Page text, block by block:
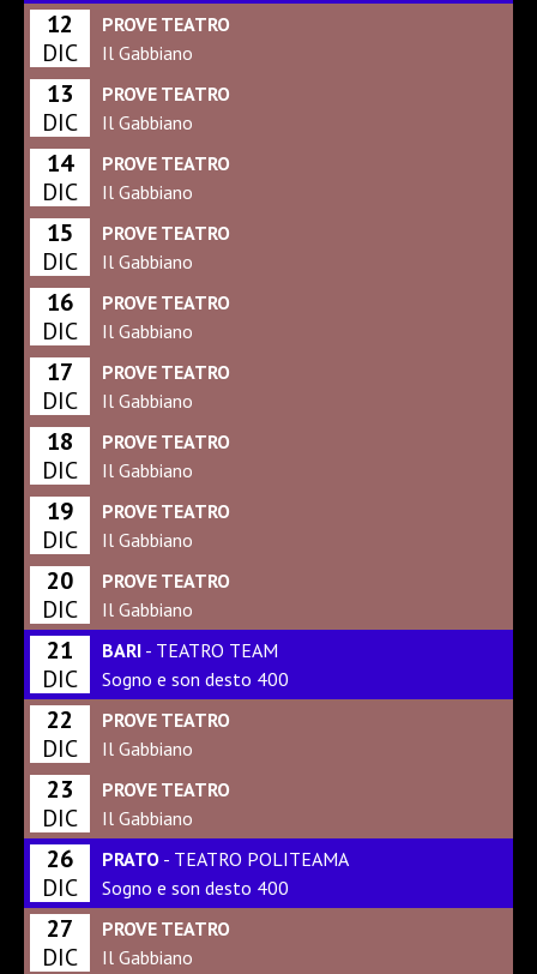
12
DIC
PROVE TEATRO
Il Gabbiano
13
DIC
PROVE TEATRO
Il Gabbiano
14
DIC
PROVE TEATRO
Il Gabbiano
15
DIC
PROVE TEATRO
Il Gabbiano
16
DIC
PROVE TEATRO
Il Gabbiano
17
DIC
PROVE TEATRO
Il Gabbiano
18
DIC
PROVE TEATRO
Il Gabbiano
19
DIC
PROVE TEATRO
Il Gabbiano
20
DIC
PROVE TEATRO
Il Gabbiano
21
DIC
BARI - TEATRO TEAM
Sogno e son desto 400
22
DIC
PROVE TEATRO
Il Gabbiano
23
DIC
PROVE TEATRO
Il Gabbiano
26
DIC
PRATO - TEATRO POLITEAMA
Sogno e son desto 400
27
DIC
PROVE TEATRO
Il Gabbiano